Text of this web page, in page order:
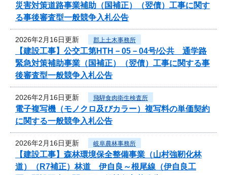
災害対策道路事業補助（国補正）（翌債）工事に関す
る事後審査型一般競争入札公告
2026年2月16日更新 郡上土木事務所
【建設工事】公交工第HTH－05－04号/公共 通学路
緊急対策補助事業（国補正）（翌債）工事に関する事
後審査型一般競争入札公告
2026年2月16日更新 飛騨食肉衛生検査所
電子複写機（モノクロ及びカラー）複写料の単価契約
に関する一般競争入札公告
2026年2月16日更新 岐阜農林事務所
【建設工事】森林環境保全整備事業（山村強靭化林
道）（R7補正）林道 伊自良～根尾線（伊自良工